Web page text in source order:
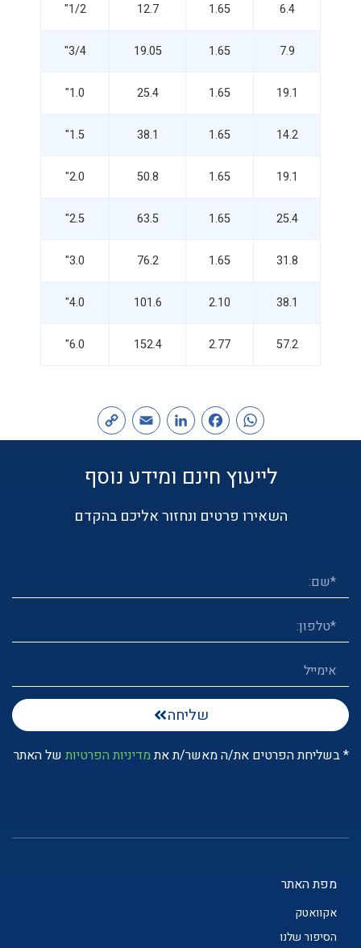
6.4
1.65
12.7
1/2"
7.9
1.65
19.05
3/4"
19.1
1.65
25.4
1.0"
14.2
1.65
38.1
1.5"
19.1
1.65
50.8
2.0"
25.4
1.65
63.5
2.5"
31.8
1.65
76.2
3.0"
38.1
2.10
101.6
4.0"
57.2
2.77
152.4
6.0"
WhatsApp
Facebook
LinkedIn
Email
Link
לייעוץ חינם ומידע נוסף
השאירו פרטים ונחזור אליכם בהקדם
שליחה
* בשליחת הפרטים את/ה מאשר/ת אתמדיניות הפרטיות של האתר
מפת האתר
אקוואטק
הסיפור שלנו